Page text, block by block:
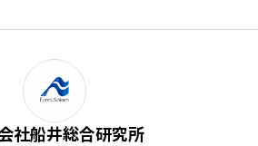
社船井総合研究所